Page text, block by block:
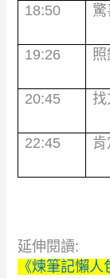
18:50 驚
19:26
20:45 找
22:45
延伸閱讀:
《煉筆記懶